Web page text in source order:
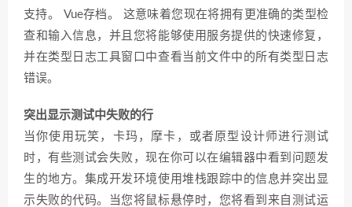
支持。 Vue存档。 这意味着您现在将拥有更准确的类型检
查和输入信息，并且您将能够使用服务提供的快速修复，
并在类型日志工具窗口中查看当前文件中的所有类型日志
错误。
突出显示测试中失败的行
当你使用玩笑，卡玛，摩卡，或者原型设计师进行测试
时，有些测试会失败，现在你可以在编辑器中看到问题发
生的地方。集成开发环境使用堆栈跟踪中的信息并突出显
示失败的代码。当您将鼠标悬停时，您将看到来自测试运